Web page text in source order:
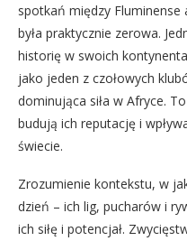
spotkań między Fluminense
była praktycznie zerowa.
historię w swoich
jako jeden z czołowych
dominująca siła w Afryce.
budują ich reputację i
świecie.
Zrozumienie kontekstu, w
dzień – ich lig, pucharów i
ich siłę i potencjał.